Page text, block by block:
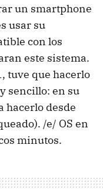
un smartphone
usar su
con los
este sistema.
tuve que hacerlo
sencillo: en su
hacerlo desde
/e/ OS en
minutos.